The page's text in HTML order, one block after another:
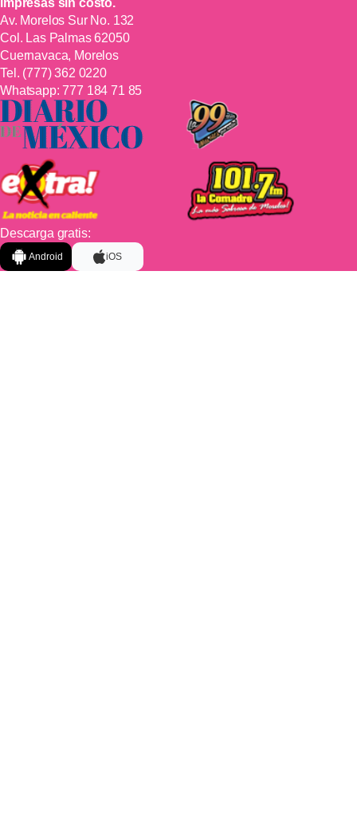
impresas sin costo.
Av. Morelos Sur No. 132
Col. Las Palmas 62050
Cuernavaca, Morelos
Tel. (777) 362 0220
Whatsapp:777 184 71 85
Descarga gratis:
Android iOS